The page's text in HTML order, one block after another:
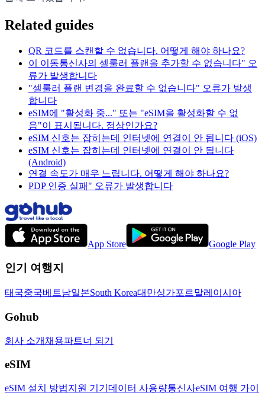
Related guides
QR 코드를 스캔할 수 없습니다. 어떻게 해야 하나요?
이 이동통신사의 셀룰러 플랜을 추가할 수 없습니다" 오
류가 발생합니다
"셀룰러 플랜 변경을 완료할 수 없습니다" 오류가 발생
합니다
eSIM에 "활성화 중..." 또는 "eSIM을 활성화할 수 없
음"이 표시됩니다. 정상인가요?
eSIM 신호는 잡히는데 인터넷에 연결이 안 됩니다 (iOS)
eSIM 신호는 잡히는데 인터넷에 연결이 안 됩니다
(Android)
연결 속도가 매우 느립니다. 어떻게 해야 하나요?
PDP 인증 실패" 오류가 발생합니다
App Store Google Play
인기 여행지
태국중국베트남일본South Korea대만싱가포르말레이시아
Gohub
회사 소개 채용파트너 되기
eSIM
eSIM 설치 방법지원 기기 데이터 사용량통신사eSIM 여행 가이